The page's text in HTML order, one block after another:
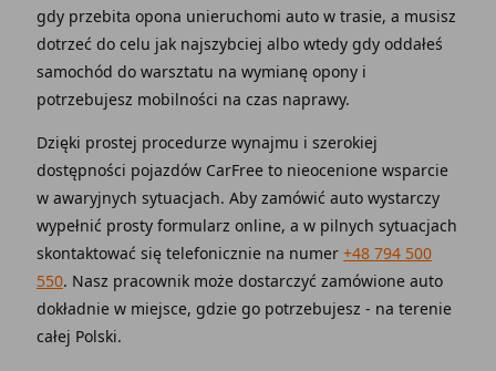
gdy przebita opona unieruchomi auto w trasie, a musisz
dotrzeć do celu jak najszybciej albo wtedy gdy oddałeś
samochód do warsztatu na wymianę opony i
potrzebujesz mobilności na czas naprawy.
Dzięki prostej procedurze wynajmu i szerokiej
dostępności pojazdów CarFree to nieocenione wsparcie
w awaryjnych sytuacjach. Aby zamówić auto wystarczy
wypełnić prosty formularz online, a w pilnych sytuacjach
skontaktować się telefonicznie na numer +48 794 500
550. Nasz pracownik może dostarczyć zamówione auto
dokładnie w miejsce, gdzie go potrzebujesz - na terenie
całej Polski.